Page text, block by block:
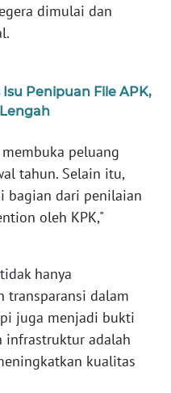
dimulai dan
Penipuan File APK,
peluang
tahun. Selain itu,
bagian dari penilaian
oleh KPK,"
hanya
transparansi dalam
juga menjadi bukti
infrastruktur adalah
kualitas